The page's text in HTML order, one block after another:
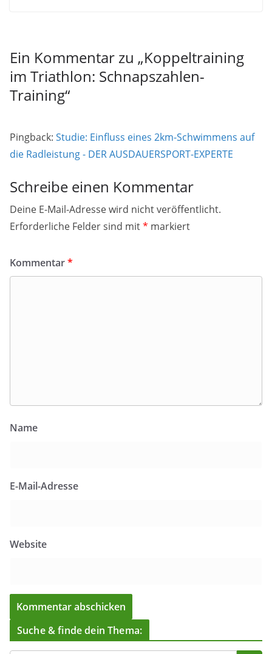
Ein Kommentar zu „Koppeltraining
im Triathlon: Schnapszahlen-
Training“
Pingback: Studie: Einfluss eines 2km-Schwimmens auf
die Radleistung - DER AUSDAUERSPORT-EXPERTE
Schreibe einen Kommentar
Deine E-Mail-Adresse wird nicht veröffentlicht.
Erforderliche Felder sind mit* markiert
Kommentar*
Name
E-Mail-Adresse
Website
Suche & finde dein Thema: